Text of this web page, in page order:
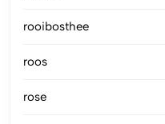
rooibosthee
roos
rose